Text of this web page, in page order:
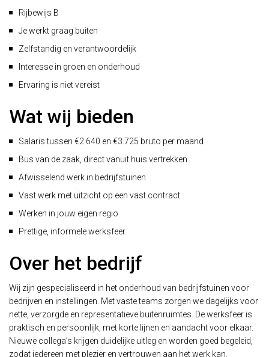
Rijbewijs B
Je werkt graag buiten
Zelfstandig en verantwoordelijk
Interesse in groen en onderhoud
Ervaring is niet vereist
Wat wij bieden
Salaris tussen €2.640 en €3.725 bruto per maand
Bus van de zaak, direct vanuit huis vertrekken
Afwisselend werk in bedrijfstuinen
Vast werk met uitzicht op een vast contract
Werken in jouw eigen regio
Prettige, informele werksfeer
Over het bedrijf
Wij zijn gespecialiseerd in het onderhoud van bedrijfstuinen voor
bedrijven en instellingen. Met vaste teams zorgen we dagelijks voor
nette, verzorgde en representatieve buitenruimtes. De werksfeer is
praktisch en persoonlijk, met korte lijnen en aandacht voor elkaar.
Nieuwe collega’s krijgen duidelijke uitleg en worden goed begeleid,
zodat iedereen met plezier en vertrouwen aan het werk kan.